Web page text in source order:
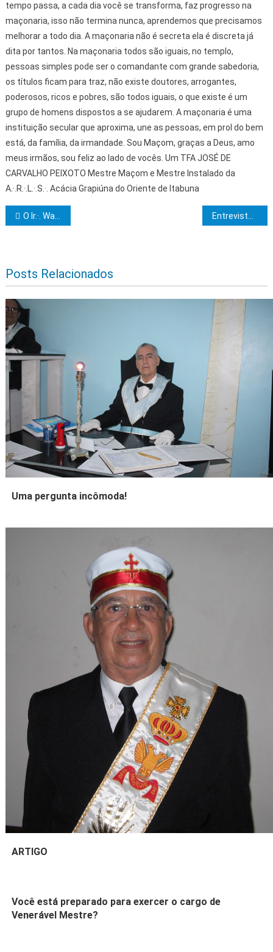
tempo passa, a cada dia você se transforma, faz progresso na
maçonaria, isso não termina nunca, aprendemos que precisamos
melhorar a todo dia. A maçonaria não é secreta ela é discreta já
dita por tantos. Na maçonaria todos são iguais, no templo,
pessoas simples pode ser o comandante com grande sabedoria,
os títulos ficam para traz, não existe doutores, arrogantes,
poderosos, ricos e pobres, são todos iguais, o que existe é um
grupo de homens dispostos a se ajudarem. A maçonaria é uma
instituição secular que aproxima, une as pessoas, em prol do bem
está, da família, da irmandade. Sou Maçom, graças a Deus, amo
meus irmãos, sou feliz ao lado de vocês. Um TFA JOSÉ DE
CARVALHO PEIXOTO Mestre Maçom e Mestre Instalado da
A.·.R.·.L.·.S.·. Acácia Grapiúna do Oriente de Itabuna
Navegação de Post
O Ir.·. Washington Farias de Cerqueira recebe o prêmio Flor de Miosótis Entrevista com o Mes.•. Maç.•. Marco Antônio Monteiro de Souza, Orador da Loja Maçônica Areópago Grapiúna nº 261, Oriente de Itabuna
Posts Relacionados
Uma pergunta incômoda!
ARTIGO
Você está preparado para exercer o cargo de
Venerável Mestre?